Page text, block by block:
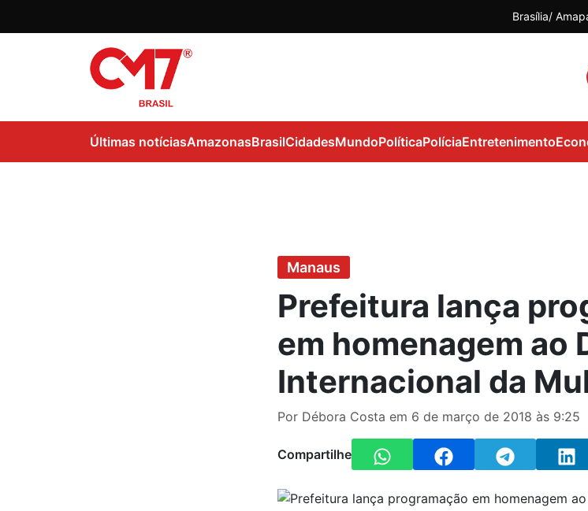
Brasília
Últimas notíciasAmazonasBrasilCidadesMundoPolíticaPolíciaEntretenimento
Manaus
Prefeitura lança
em homenagem ao
Internacional da
Por Débora Costa em 6 de março de 2018 às 9:25
Compartilhe